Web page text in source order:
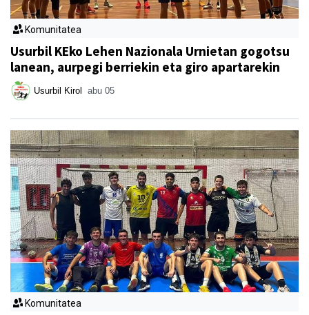
Komunitatea
Usurbil KEko Lehen Nazionala Urnietan gogotsu
lanean, aurpegi berriekin eta giro apartarekin
Usurbil Kirol abu 05
Komunitatea